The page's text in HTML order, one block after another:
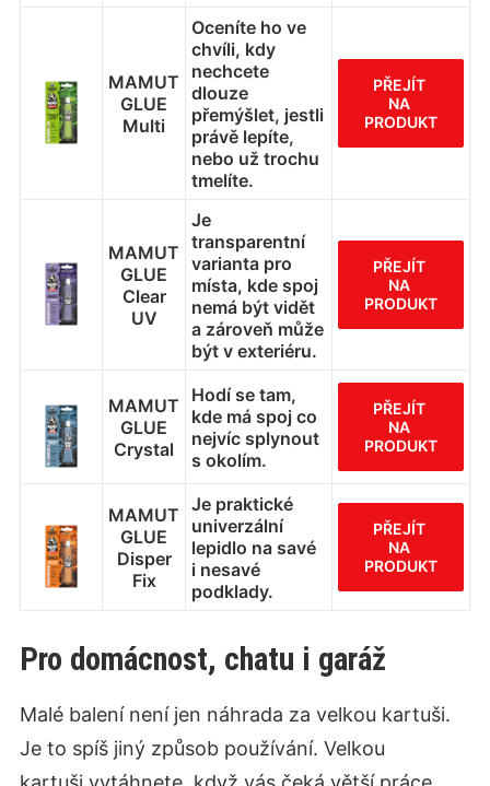
MAMUT
GLUE
Multi
Oceníte ho ve
chvíli, kdy
nechcete
dlouze
přemýšlet, jestli
právě lepíte,
nebo už trochu
tmelíte.
PŘEJÍT
NA
PRODUKT
MAMUT
GLUE
Clear
UV
Je
transparentní
varianta pro
místa, kde spoj
nemá být vidět
a zároveň může
být v exteriéru.
PŘEJÍT
NA
PRODUKT
MAMUT
GLUE
Crystal
Hodí se tam,
kde má spoj co
nejvíc splynout
s okolím.
PŘEJÍT
NA
PRODUKT
MAMUT
GLUE
Disper
Fix
Je praktické
univerzální
lepidlo na savé
i nesavé
podklady.
PŘEJÍT
NA
PRODUKT
Pro domácnost, chatu i garáž
Malé balení není jen náhrada za velkou kartuši.
Je to spíš jiný způsob používání. Velkou